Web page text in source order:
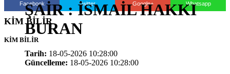
ŞAİR : İSMAİL HAKKI
BURAN
Tarih: 18-05-2026 10:28:00
Güncelleme: 18-05-2026 10:28:00
Facebook Twitter Google+ Whatsapp
KİM BİLİR
KİM BİLİR